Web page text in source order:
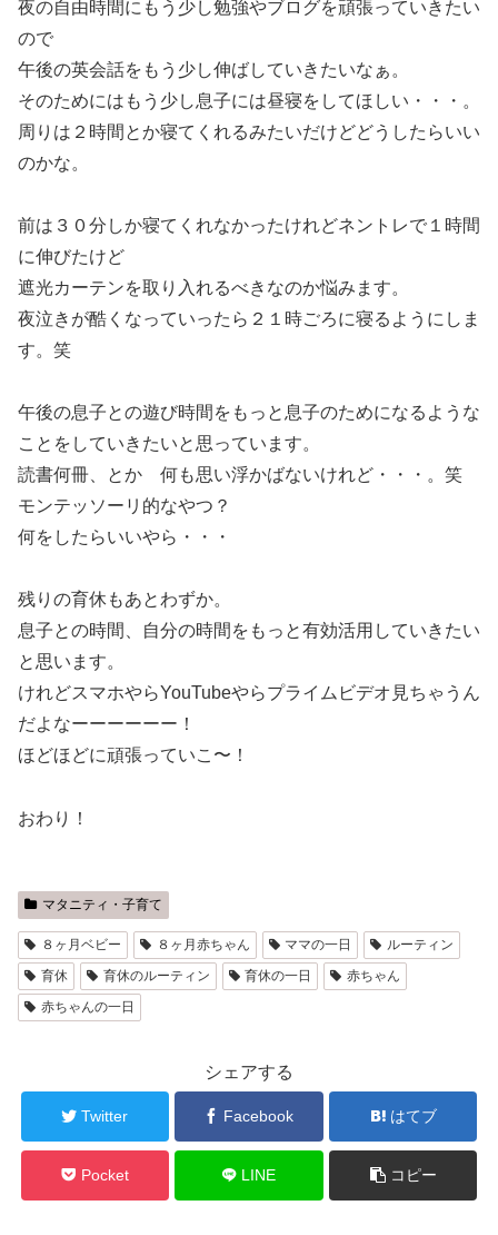
夜の自由時間にもう少し勉強やブログを頑張っていきたい
ので
午後の英会話をもう少し伸ばしていきたいなぁ。
そのためにはもう少し息子には昼寝をしてほしい・・・。
周りは２時間とか寝てくれるみたいだけどどうしたらいい
のかな。
前は３０分しか寝てくれなかったけれどネントレで１時間
に伸びたけど
遮光カーテンを取り入れるべきなのか悩みます。
夜泣きが酷くなっていったら２１時ごろに寝るようにしま
す。笑
午後の息子との遊び時間をもっと息子のためになるような
ことをしていきたいと思っています。
読書何冊、とか 何も思い浮かばないけれど・・・。笑
モンテッソーリ的なやつ？
何をしたらいいやら・・・
残りの育休もあとわずか。
息子との時間、自分の時間をもっと有効活用していきたい
と思います。
けれどスマホやらYouTubeやらプライムビデオ見ちゃうん
だよなーーーーーー！
ほどほどに頑張っていこ〜！
おわり！
マタニティ・子育て
８ヶ月ベビー ８ヶ月赤ちゃん ママの一日
ルーティン
育休
育休のルーティン 育休の一日
赤ちゃん
赤ちゃんの一日
シェアする
Twitter Facebook はてブ
Pocket LINE コピー